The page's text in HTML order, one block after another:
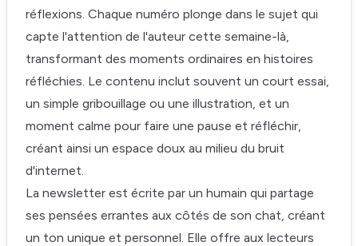
réflexions. Chaque numéro plonge dans le sujet qui
capte l'attention de l'auteur cette semaine-là,
transformant des moments ordinaires en histoires
réfléchies. Le contenu inclut souvent un court essai,
un simple gribouillage ou une illustration, et un
moment calme pour faire une pause et réfléchir,
créant ainsi un espace doux au milieu du bruit
d'internet.
La newsletter est écrite par un humain qui partage
ses pensées errantes aux côtés de son chat, créant
un ton unique et personnel. Elle offre aux lecteurs